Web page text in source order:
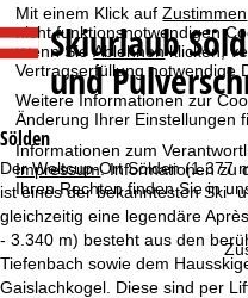
Mit einem Klick aufZustimmen
nicht funktionsnotwendigen
Wenn SieAblehnenklicken,
Vertragserfüllung notwendige
Weitere Informationen zur
Änderung Ihrer Einstellungen
Informationen zum
Impressum. Informationen zu
Ihren Rechten finden Sie in
t
r
t
s
e
Skiurlaub
und
Sölden
Der Weltcup-Ort Sölden (1.377
ist eines der bekanntesten Ski-
gleichzeitig eine legendäre
- 3.340 m) besteht aus den
Tiefenbach sowie dem
Gaislachkogel. Diese sind per